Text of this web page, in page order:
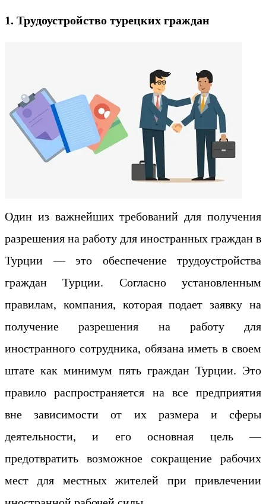
1. Трудоустройство турецких граждан
Один из важнейших требований для получения
разрешения на работу для иностранных граждан в
Турции — это обеспечение трудоустройства
граждан Турции. Согласно установленным
правилам, компания, которая подает заявку на
получение разрешения на работу для
иностранного сотрудника, обязана иметь в своем
штате как минимум пять граждан Турции. Это
правило распространяется на все предприятия
вне зависимости от их размера и сферы
деятельности, и его основная цель —
предотвратить возможное сокращение рабочих
мест для местных жителей при привлечении